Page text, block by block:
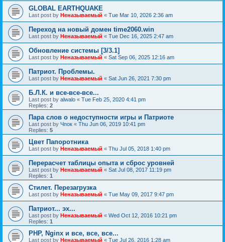
GLOBAL EARTHQUAKE
Last post by Неназываемый « Tue Mar 10, 2026 2:36 am
Переход на новый домен time2060.win
Last post by Неназываемый « Tue Dec 16, 2025 2:47 am
Обновление системы [3/3.1]
Last post by Неназываемый « Sat Sep 06, 2025 12:16 am
Патриот. Проблемы.
Last post by Неназываемый « Sat Jun 26, 2021 7:30 pm
Б.Л.К. и все-все-все...
Last post by alwalo « Tue Feb 25, 2020 4:41 pm
Replies: 2
Пара слов о недоступности игры и Патриоте
Last post by Чпок « Thu Jun 06, 2019 10:41 pm
Replies: 5
Цвет Папоротника
Last post by Неназываемый « Thu Jul 05, 2018 1:40 pm
Перерасчет таблицы опыта и сброс уровней
Last post by Неназываемый « Sat Jul 08, 2017 11:19 pm
Replies: 1
Стилет. Перезагрузка
Last post by Неназываемый « Tue May 09, 2017 9:47 pm
Патриот... эх...
Last post by Неназываемый « Wed Oct 12, 2016 10:21 pm
Replies: 1
PHP, Nginx и все, все, все...
Last post by Неназываемый « Tue Jul 26, 2016 1:28 am